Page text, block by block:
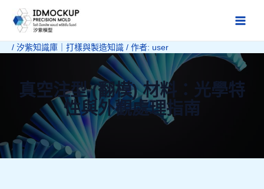
要
/ 汐紫知識庫｜打樣與製造知識 / 作者: user
真空注型 (翻模) 材料：光學特
性與外觀處理指南